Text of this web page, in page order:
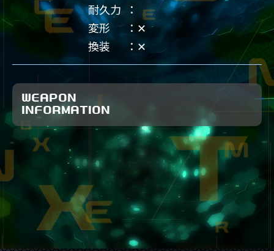
耐久力
変形
✕
換装
✕
WEAPON
INFORMATION